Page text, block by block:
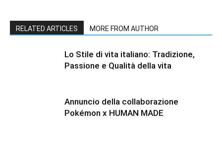
RELATED ARTICLES MORE FROM AUTHOR
Lo Stile di vita italiano: Tradizione,
Passione e Qualità della vita
Annuncio della collaborazione
Pokémon x HUMAN MADE